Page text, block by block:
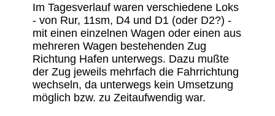
Im Tagesverlauf waren verschiedene Loks
- von Rur, 11sm, D4 und D1 (oder D2?) -
mit einen einzelnen Wagen oder einen aus
mehreren Wagen bestehenden Zug
Richtung Hafen unterwegs. Dazu mußte
der Zug jeweils mehrfach die Fahrrichtung
wechseln, da unterwegs kein Umsetzung
möglich bzw. zu Zeitaufwendig war.